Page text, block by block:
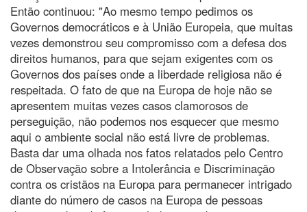
Então continuou: "Ao mesmo tempo pedimos os
Governos democráticos e à União Europeia, que muitas
vezes demonstrou seu compromisso com a defesa dos
direitos humanos, para que sejam exigentes com os
Governos dos países onde a liberdade religiosa não é
respeitada. O fato de que na Europa de hoje não se
apresentem muitas vezes casos clamorosos de
perseguição, não podemos nos esquecer que mesmo
aqui o ambiente social não está livre de problemas.
Basta dar uma olhada nos fatos relatados pelo Centro
de Observação sobre a Intolerância e Discriminação
contra os cristãos na Europa para permanecer intrigado
diante do número de casos na Europa de pessoas